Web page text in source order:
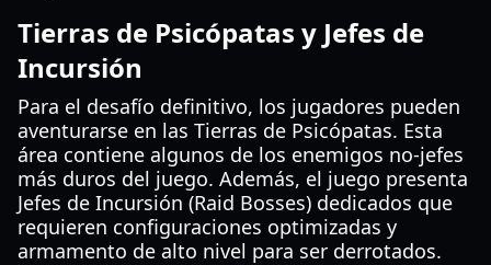
Tierras de Psicópatas y Jefes de
Incursión
Para el desafío definitivo, los jugadores pueden
aventurarse en las Tierras de Psicópatas. Esta
área contiene algunos de los enemigos no-jefes
más duros del juego. Además, el juego presenta
Jefes de Incursión (Raid Bosses) dedicados que
requieren configuraciones optimizadas y
armamento de alto nivel para ser derrotados.